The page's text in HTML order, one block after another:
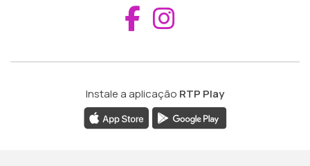
Aceder ao
Instale a aplicação RTP Play